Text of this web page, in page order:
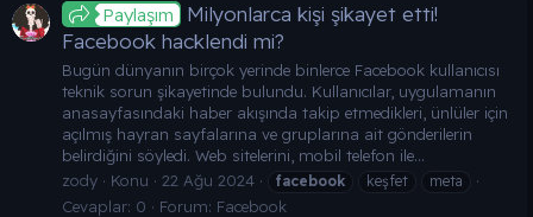
Paylaşım
Milyonlarca kişi şikayet etti!
Facebook hacklendi mi?
Bugün dünyanın birçok yerinde binlerce Facebook kullanıcısı
teknik sorun şikayetinde bulundu. Kullanıcılar, uygulamanın
anasayfasındaki haber akışında takip etmedikleri, ünlüler için
açılmış hayran sayfalarına ve gruplarına ait gönderilerin
belirdiğini söyledi. Web sitelerini, mobil telefon ile...
zody
Konu 22 Ağu 2024 facebook keşfet meta
Cevaplar: 0 Forum: Facebook